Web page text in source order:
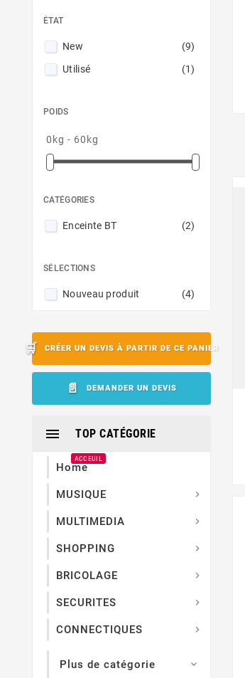
ÉTAT
New
(9)
Utilisé
(1)
POIDS
0kg - 60kg
CATÉGORIES
Enceinte BT (2)
SÉLECTIONS
Nouveau produit (4)
CRÉER UN DEVIS À PARTIR DE CE PANIER
DEMANDER UN DEVIS
TOP CATÉGORIE

Home
ACCEUIL
MUSIQUE 
MULTIMEDIA 
SHOPPING 
BRICOLAGE 
SECURITES 
CONNECTIQUES 
Plus de catégorie 